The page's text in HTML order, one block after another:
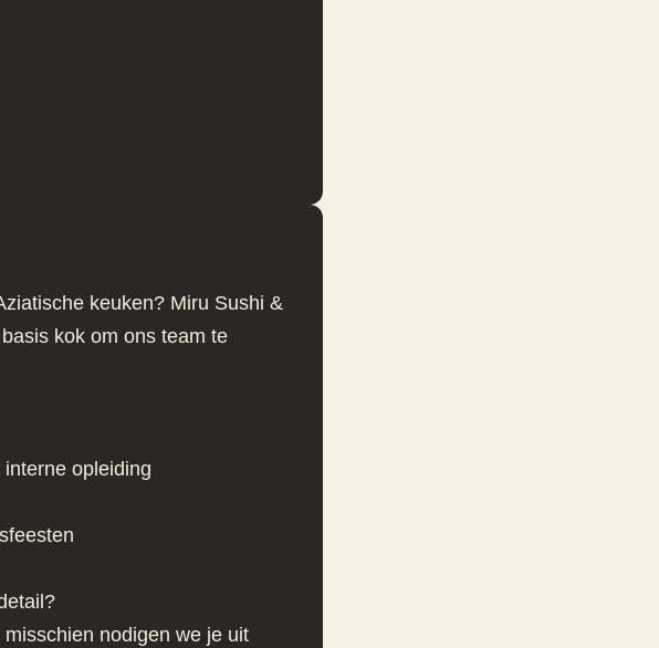
keuken? Miru Sushi &
kok om ons team te
opleiding
nodigen we je uit